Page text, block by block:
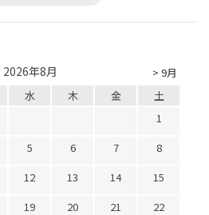
> 9月
2026年8月
水 木 金
土
1
5 6 7
8
12 13 14
15
19 20 21
22